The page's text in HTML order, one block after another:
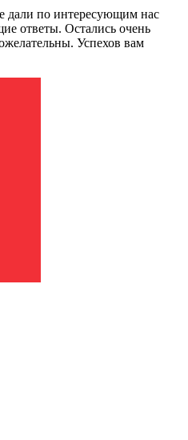
дали по интересующим нас
ответы. Остались очень
Успехов вам